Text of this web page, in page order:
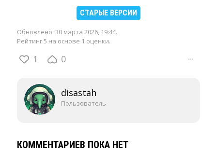
СТАРЫЕ ВЕРСИИ
Обновлено: 30 марта 2026, 19:44.
Рейтинг 5 на основе 1 оценки.
1 0 ···
disastah
Пользователь
КОММЕНТАРИЕВ ПОКА НЕТ